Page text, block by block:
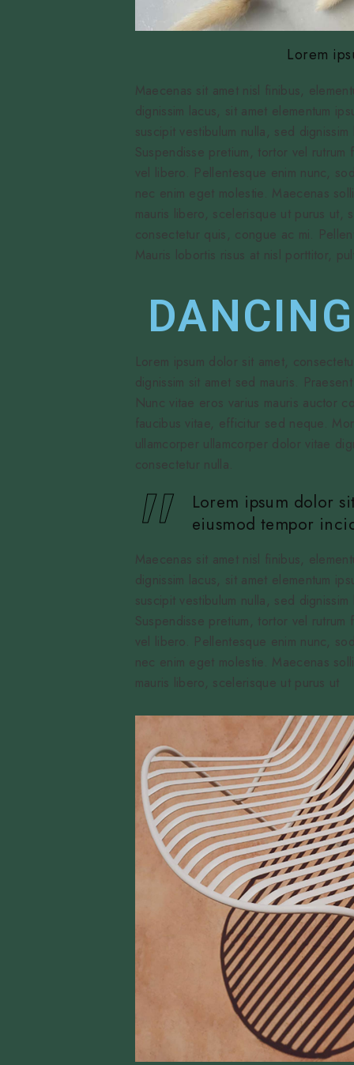
Lorem
Maecenas sit amet nisl finibus,
dignissim lacus, sit amet elementum
suscipit vestibulum nulla, sed
Suspendisse pretium, tortor vel
vel libero. Pellentesque enim nunc,
nec enim eget molestie. Maecenas
mauris libero, scelerisque ut purus ut,
consectetur quis, congue ac mi.
Mauris lobortis risus at nisl porttitor,
Lorem ipsum dolor sit amet,
dignissim sit amet sed mauris.
Nunc vitae eros varius mauris auctor
faucibus vitae, efficitur sed neque.
ullamcorper ullamcorper dolor vitae
consectetur nulla.
Lorem ipsum dolor
eiusmod tempor
Maecenas sit amet nisl finibus,
dignissim lacus, sit amet elementum
suscipit vestibulum nulla, sed
Suspendisse pretium, tortor vel
vel libero. Pellentesque enim nunc,
nec enim eget molestie. Maecenas
mauris libero, scelerisque ut purus ut